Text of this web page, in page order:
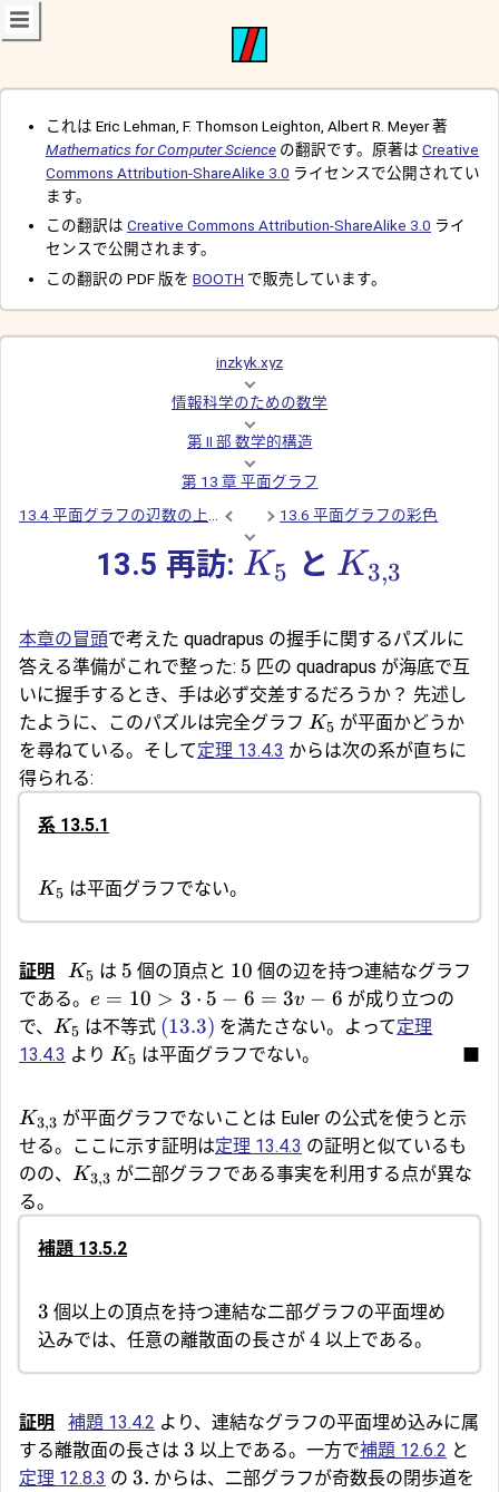
これは Eric Lehman, F. Thomson Leighton, Albert R. Meyer 著
Mathematics for Computer Science の翻訳です。原著は Creative
Commons Attribution-ShareAlike 3.0 ライセンスで公開されてい
ます。
この翻訳は Creative Commons Attribution-ShareAlike 3.0 ライ
センスで公開されます。
この翻訳の PDF 版を BOOTH で販売しています。
inzkyk.xyz
情報科学のための数学
第 II 部 数学的構造
第 13 章 平面グラフ
13.6 平面グラフの彩色
13.5 再訪: K5 と K3,3
本章の冒頭で考えた quadrapus の握手に関するパズルに
答える準備がこれで整った: 5 匹の quadrapus が海底で互
いに握手するとき、手は必ず交差するだろうか？ 先述し
たように、このパズルは完全グラフ K5 が平面かどうか
を尋ねている。そして定理 13.4.3 からは次の系が直ちに
得られる:
系 13.5.1
K5 は平面グラフでない。
証明 K5 は 5 個の頂点と 10 個の辺を持つ連結なグラフ
である。 e = 10 > 3 ⋅ 5 − 6 = 3v − 6 が成り立つの
で、 K5 は不等式 (13.3) を満たさない。よって定理
13.4.3 より K5 は平面グラフでない。
K3,3 が平面グラフでないことは Euler の公式を使うと示
せる。ここに示す証明は定理 13.4.3 の証明と似ているも
のの、 K3,3 が二部グラフである事実を利用する点が異な
る。
補題 13.5.2
3 個以上の頂点を持つ連結な二部グラフの平面埋め
込みでは、任意の離散面の長さが 4 以上である。
証明 補題 13.4.2 より、連結なグラフの平面埋め込みに属
する離散面の長さは 3 以上である。一方で補題 12.6.2 と
定理 12.8.3 の 3. からは、二部グラフが奇数長の閉歩道を